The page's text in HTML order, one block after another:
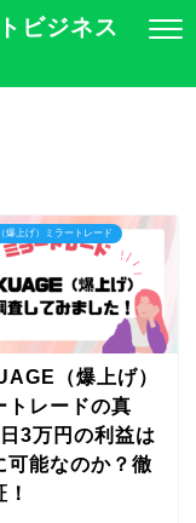
ビジネス
爆上げ）ミラートレード
（爆上げ）
トレードの真
3万円の利益は
可能なのか？徹